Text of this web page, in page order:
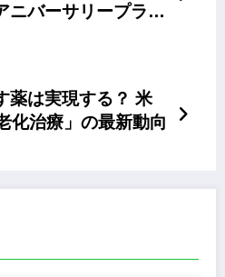
ニバーサリープラン
薬は実現する？ 米
化治療」の最新動向